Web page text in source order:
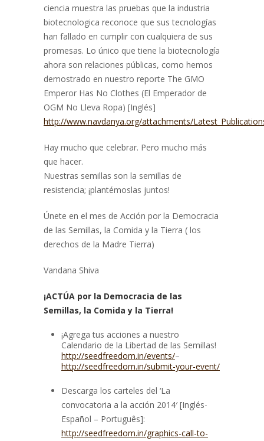
ciencia muestra las pruebas que la industria
biotecnologica reconoce que sus tecnologías
han fallado en cumplir con cualquiera de sus
promesas. Lo único que tiene la biotecnología
ahora son relaciones públicas, como hemos
demostrado en nuestro reporte The GMO
Emperor Has No Clothes (El Emperador de
OGM No Lleva Ropa) [Inglés]
http://www.navdanya.org/attachments/
Hay mucho que celebrar. Pero mucho más
que hacer.
Nuestras semillas son la semillas de
resistencia; ¡plantémoslas juntos!
Únete en el mes de Acción por la Democracia
de las Semillas, la Comida y la Tierra ( los
derechos de la Madre Tierra)
Vandana Shiva
¡ACTÚA por la Democracia de las
Semillas, la Comida y la Tierra!
¡Agrega tus acciones a nuestro
Calendario de la Libertad de las Semillas!
http://seedfreedom.in/events/–
http://seedfreedom.in/submit-your-event/
Descarga los carteles del ‘La
convocatoria a la acción 2014′ [Inglés-
Español – Português]:
http://seedfreedom.in/graphics-call-to-